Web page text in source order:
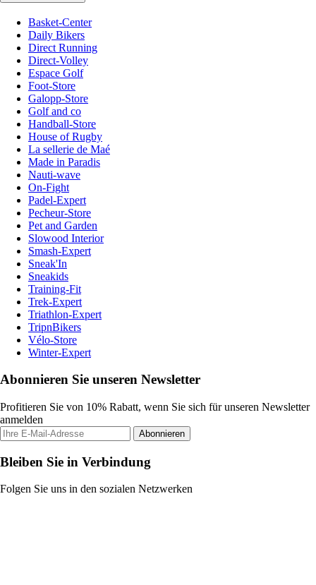
Basket-Center
Daily Bikers
Direct Running
Direct-Volley
Espace Golf
Foot-Store
Galopp-Store
Golf and co
Handball-Store
House of Rugby
La sellerie de Maé
Made in Paradis
Nauti-wave
On-Fight
Padel-Expert
Pecheur-Store
Pet and Garden
Slowood Interior
Smash-Expert
Sneak'In
Sneakids
Training-Fit
Trek-Expert
Triathlon-Expert
TripnBikers
Vélo-Store
Winter-Expert
Abonnieren Sie unseren Newsletter
Profitieren Sie von 10% Rabatt, wenn Sie sich für unseren Newsletter
anmelden
Abonnieren
Bleiben Sie in Verbindung
Folgen Sie uns in den sozialen Netzwerken